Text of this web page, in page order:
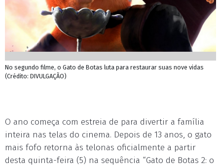
No segundo filme, o Gato de Botas luta para restaurar suas nove vidas
(Crédito: DIVULGAÇÃO)
O ano começa com estreia de para divertir a família
inteira nas telas do cinema. Depois de 13 anos, o gato
mais fofo retorna às telonas oficialmente a partir
desta quinta-feira (5) na sequência “Gato de Botas 2: o